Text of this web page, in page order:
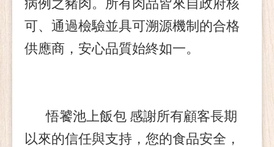
病例之豬肉。所有肉品皆來自政府核
可、通過檢驗並具可溯源機制的合格
供應商，安心品質始終如一。
悟饕池上飯包 感謝所有顧客長期
以來的信任與支持，您的食品安全，